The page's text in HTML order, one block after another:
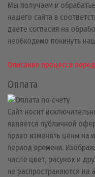
Мы получаем и
нашего сайта в
даете согласия на
необходимо покинуть
Описание процесса
Оплата
Сайт носит
является публичной
право изменять цены на
период времени.
числе цвет, рисунок и
не распространяются на